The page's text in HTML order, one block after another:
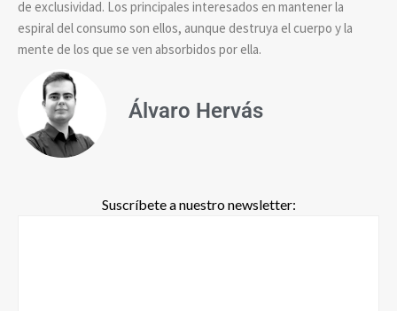
de exclusividad. Los principales interesados en mantener la
espiral del consumo son ellos, aunque destruya el cuerpo y la
mente de los que se ven absorbidos por ella.
Álvaro Hervás
Suscríbete a nuestro newsletter: